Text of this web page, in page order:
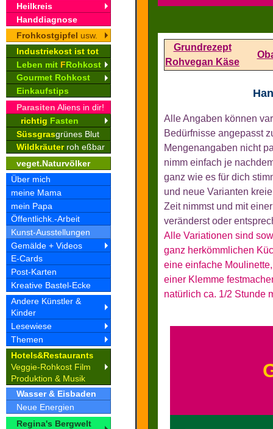
Heilkreis
Handdiagnose
Frohkostgipfel usw.
Industriekost ist tot
Leben mit FRohkost
Gourmet Rohkost
Einkaufstips
Parasiten Aliens in dir!
richtig Fasten
Süssgrasgrünes Blut
Wildkräuterroh eßbar
veget.Naturvölker
Über mich
meine Mama
mein Papa
Öffentlichk.-Arbeit
Kunst-Ausstellungen
Gemälde + Videos
E-Cards
Post-Karten
Kreative Bastel-Ecke
Andere Künstler &
Kinder
Lesewiese
Themen
Hotels&Restaurants
Veggie-Rohkost Film
Produktion & Musik
Wasser & Eisbaden
Neue Energien
Regina's Bergwelt
Grundrezept
Rohvegan Käse
Alle Angaben können
Bedürfnisse angepasst
Mengenangaben nicht
nimm einfach je
ganz wie es für dich
und neue Varianten
Zeit nimmst und mit
veränderst oder
Alle Variationen sind
ganz herkömmlichen
eine einfache
einer Klemme
natürlich ca. 1/2 Stunde